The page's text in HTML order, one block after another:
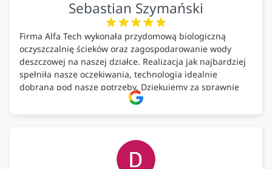
Sebastian Szymański
Firma Alfa Tech wykonała przydomową biologiczną
oczyszczalnię ścieków oraz zagospodarowanie wody
deszczowej na naszej działce. Realizacja jak najbardziej
spełniła nasze oczekiwania, technologia idealnie
dobrana pod nasze potrzeby. Dziękujemy za sprawnie
wykonany montaż w świetnej atmosferze! Polecam!